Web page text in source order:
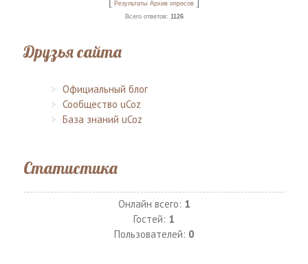
Результаты Архив опросов
Всего ответов: 1126
Друзья сайта
Официальный блог
Сообщество uCoz
База знаний uCoz
Статистика
Онлайн всего: 1
Гостей: 1
Пользователей: 0